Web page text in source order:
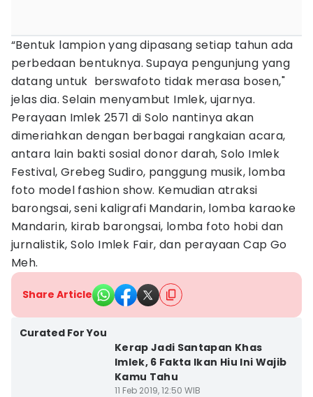
“Bentuk lampion yang dipasang setiap tahun ada
perbedaan bentuknya. Supaya pengunjung yang
datang untuk berswafoto tidak merasa bosen,"
jelas dia. Selain menyambut Imlek, ujarnya.
Perayaan Imlek 2571 di Solo nantinya akan
dimeriahkan dengan berbagai rangkaian acara,
antara lain bakti sosial donor darah, Solo Imlek
Festival, Grebeg Sudiro, panggung musik, lomba
foto model fashion show. Kemudian atraksi
barongsai, seni kaligrafi Mandarin, lomba karaoke
Mandarin, kirab barongsai, lomba foto hobi dan
jurnalistik, Solo Imlek Fair, dan perayaan Cap Go
Meh.
Share Article
Curated For You
Kerap Jadi Santapan Khas
Imlek, 6 Fakta Ikan Hiu Ini Wajib
Kamu Tahu
11 Feb 2019, 12:50 WIB